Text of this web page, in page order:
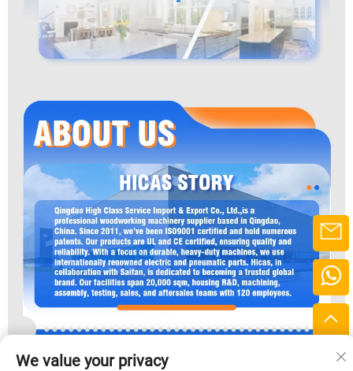
We value your privacy